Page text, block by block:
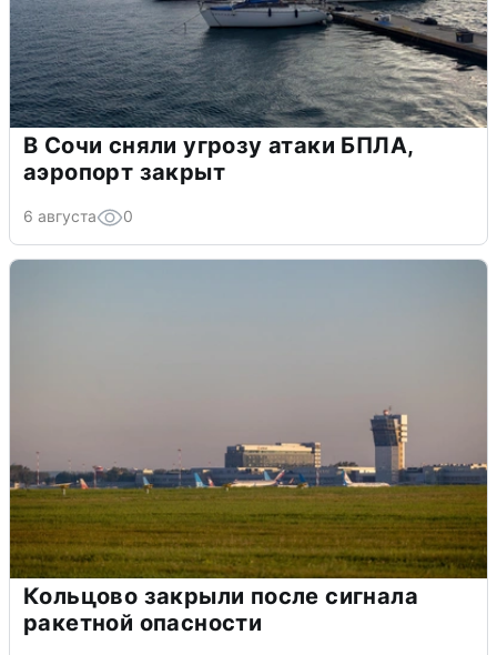
В Сочи сняли угрозу атаки БПЛА,
аэропорт закрыт
6 августа 0
Кольцово закрыли после сигнала
ракетной опасности